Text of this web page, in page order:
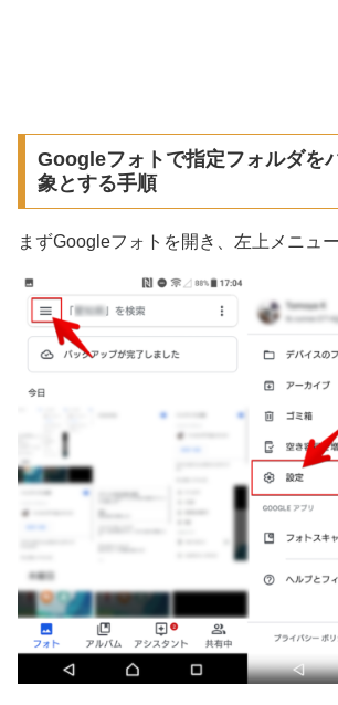
Googleフォトで指定フォルダを
象とする手順
まずGoogleフォトを開き、左上メニュ